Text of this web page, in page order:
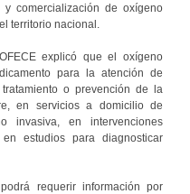
comercialización de oxígeno
territorio nacional.
explicó que el oxígeno
para la atención de
o prevención de la
en servicios a domicilio de
invasiva, en intervenciones
estudios para diagnosticar
requerir información por